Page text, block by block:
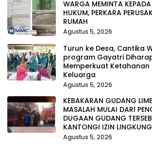
WARGA MEMINTA
HUKUM, PERKARA
RUMAH
Agustus 5, 2026
Turun ke Desa, Cantika
program Gayatri
Memperkuat Ketahanan
Keluarga
Agustus 5, 2026
KEBAKARAN GUDANG
MASALAH MULAI DARI
DUGAAN GUDANG
KANTONGI IZIN
Agustus 5, 2026